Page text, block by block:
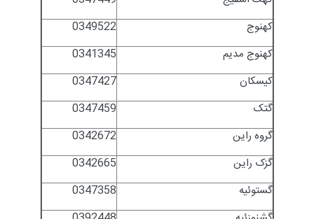
0349522
کهنوج
0341345
کهنوج مدیم
0347427
کیسکان
0347459
گتک
0342672
گروه راین
0342665
گزک راین
0347358
گستوئیه